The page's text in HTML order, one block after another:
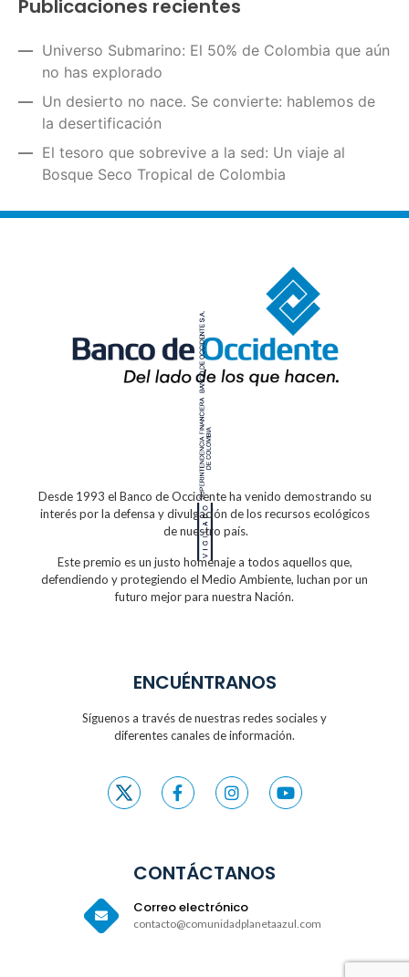
Publicaciones recientes
Universo Submarino: El 50% de Colombia que aún
no has explorado
Un desierto no nace. Se convierte: hablemos de
la desertificación
El tesoro que sobrevive a la sed: Un viaje al
Bosque Seco Tropical de Colombia
Desde 1993 el Banco de Occidenteha venido demostrando su
interés por la defensa y divulgación de los recursos ecológicos
de nuestro país.
Este premio es un justo homenaje a todosaquellos que,
defendiendo y protegiendo el Medio Ambiente, luchan por un
futuro mejor para nuestra Nación.
ENCUÉNTRANOS
Síguenos a través de nuestras redes sociales y
diferentes canales de información.
CONTÁCTANOS
Correo electrónico
contacto@comunidadplanetaazul.com